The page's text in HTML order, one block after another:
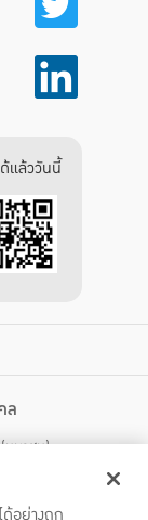
แล้ววันนี้
ล
มหาชน)
10400 โทรศัพท์ 02-
อย่างถูก